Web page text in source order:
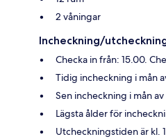
2 våningar
Incheckning/
Checka in från: 15.00.
Tidig incheckning i mån
Sen incheckning i mån
Lägsta ålder för
Utcheckningstiden är kl.